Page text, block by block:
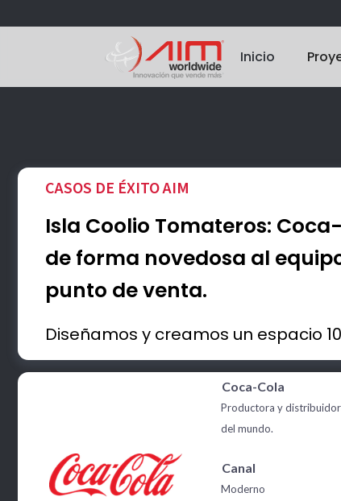
Inicio
CASOS DE ÉXITO AIM
Isla Coolio Tomateros:
de forma novedosa al
punto de venta.
Diseñamos y creamos un espacio
Coca-Cola
Productora y
del mundo.
Canal
Moderno